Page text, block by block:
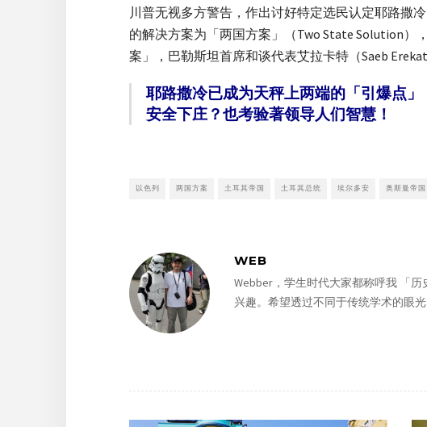
川普无视多方警告，作出讨好特定选民认定耶路撒
的解决方案为「两国方案」（Two State Solution
案」，巴勒斯坦首席和谈代表艾拉卡特（Saeb
耶路撒冷已成为天秤上两端的「引爆点
安全下庄？也考验著领导人们智慧！
以色列 两国方案 土耳其帝国 土耳其总统 埃尔多安 奥斯曼帝国
WEB
Webber，学生时代大家都称呼我 「
兴趣。希望透过不同于传统学术的眼